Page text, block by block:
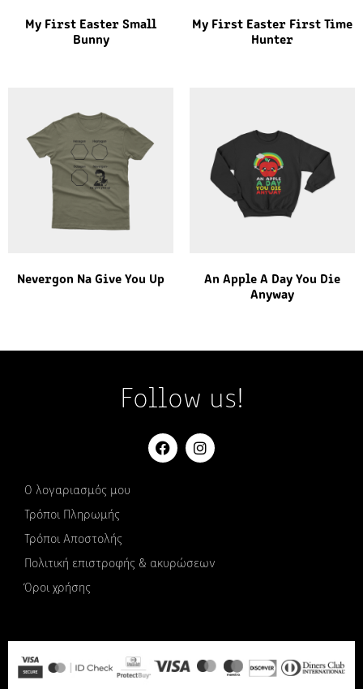
My First Easter Small
Bunny
My First Easter First Time
Hunter
Nevergon Na Give You Up
An Apple A Day You Die
Anyway
Follow us!
Ο λογαριασμός μου
Τρόποι Πληρωμής
Τρόποι Αποστολής
Πολιτική επιστροφής & ακυρώσεων
Όροι χρήσης